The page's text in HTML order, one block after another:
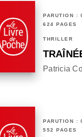
PARUTION :
624 PAGES
THRILLER
Patricia
PARUTION :
552 PAGES